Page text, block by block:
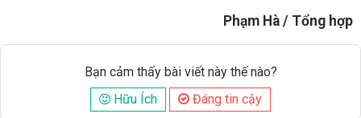
Phạm Hà / Tổng hợp
Bạn cảm thấy bài viết này thế nào?
Hữu Ích
Đáng tin cậy